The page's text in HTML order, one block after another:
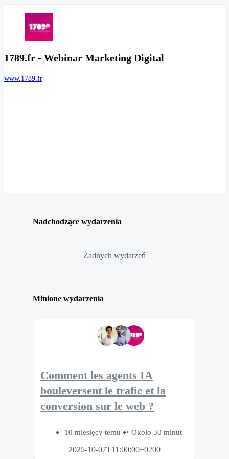
1789.fr - Webinar Marketing Digital
www.1789.fr
Nadchodzące wydarzenia
Żadnych wydarzeń
Minione wydarzenia
Comment les agents IA
bouleversent le trafic et la
conversion sur le web ?
10 miesięcy temu
Około 30 minut
2025-10-07T11:00:00+0200